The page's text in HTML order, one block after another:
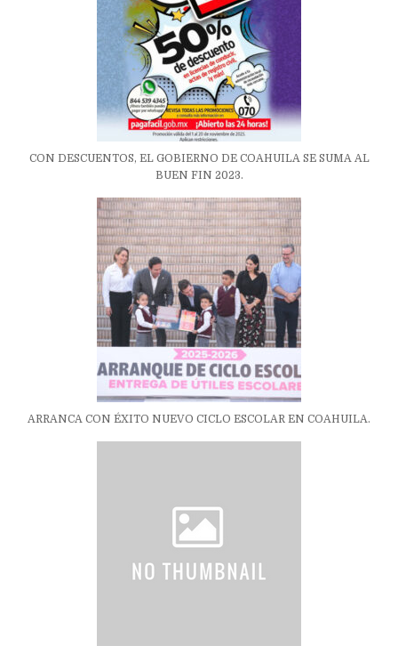
CON DESCUENTOS, EL GOBIERNO DE COAHUILA SE SUMA AL
BUEN FIN 2023.
ARRANCA CON ÉXITO NUEVO CICLO ESCOLAR EN COAHUILA.